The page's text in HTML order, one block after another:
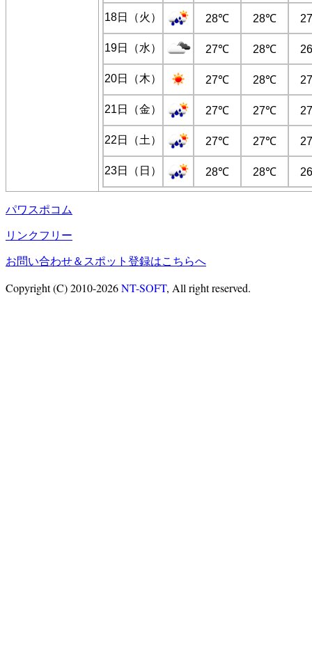
18日（火） 28℃ 28℃
19日（水） 27℃ 28℃
20日（木） 27℃ 28℃
21日（金） 27℃ 27℃
22日（土） 27℃ 27℃
23日（日） 28℃ 28℃
パワスポコム
リンクフリー
お問い合わせ＆スポット登録はこちらへ
Copyright (C) 2010-2026NT-SOFT, All right reserved.